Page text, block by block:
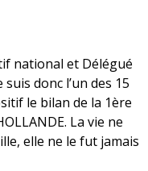
national et Délégué
donc l’un des 15
le bilan de la 1ère
La vie ne
elle ne le fut jamais